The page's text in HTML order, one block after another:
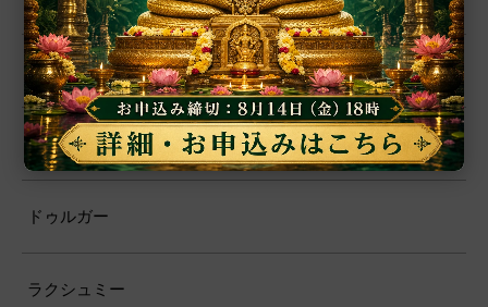
霊性
ガネーシャ
ドゥルガー
ラクシュミー